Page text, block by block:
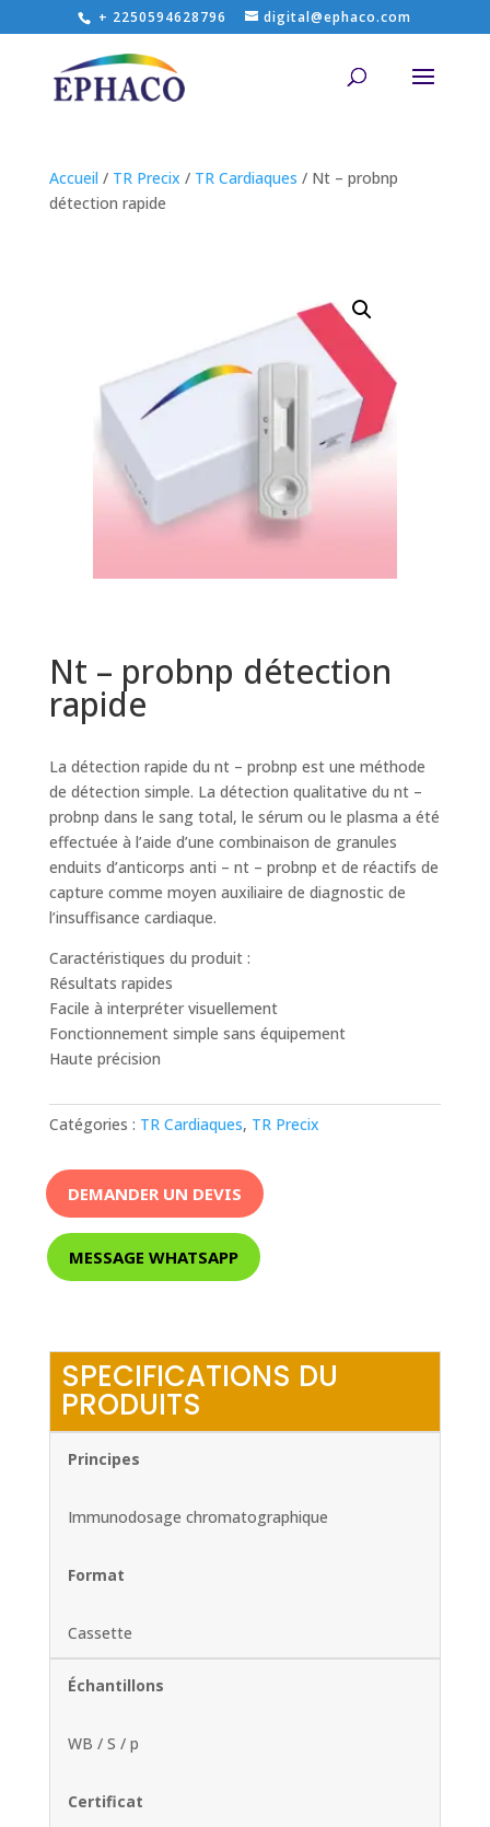
+ 2250594628796 digital@ephaco.com
Accueil / TR Precix / TR Cardiaques / Nt – probnp
détection rapide
Nt – probnp détection
rapide
La détection rapide du nt – probnp est une méthode
de détection simple. La détection qualitative du nt –
probnp dans le sang total, le sérum ou le plasma a été
effectuée à l’aide d’une combinaison de granules
enduits d’anticorps anti – nt – probnp et de réactifs de
capture comme moyen auxiliaire de diagnostic de
l’insuffisance cardiaque.
Caractéristiques du produit :
Résultats rapides
Facile à interpréter visuellement
Fonctionnement simple sans équipement
Haute précision
Catégories : TR Cardiaques, TR Precix
DEMANDER UN DEVIS
MESSAGE WHATSAPP
SPECIFICATIONS DU
PRODUITS
Principes
Immunodosage chromatographique
Format
Cassette
Échantillons
WB / S / p
Certificat